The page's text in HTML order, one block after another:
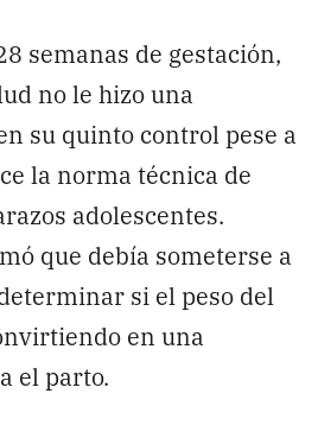
semanas de gestación,
no le hizo una
su quinto control pese a
la norma técnica de
adolescentes.
que debía someterse a
si el peso del
en una
el parto.